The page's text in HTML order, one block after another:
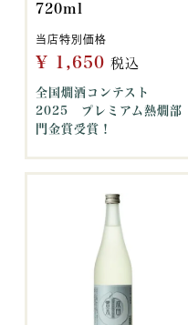
720ml
当店特別価格
¥ 1,650 税込
全国燗酒コンテスト
2025 プレミアム熱燗部
門金賞受賞！